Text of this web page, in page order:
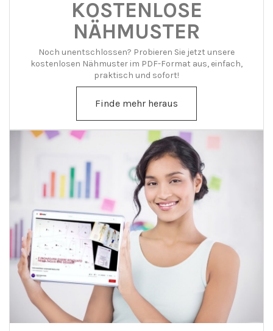
KOSTENLOSE
NÄHMUSTER
Noch unentschlossen? Probieren Sie jetzt unsere
kostenlosen Nähmuster im PDF-Format aus, einfach,
praktisch und sofort!
Finde mehr heraus